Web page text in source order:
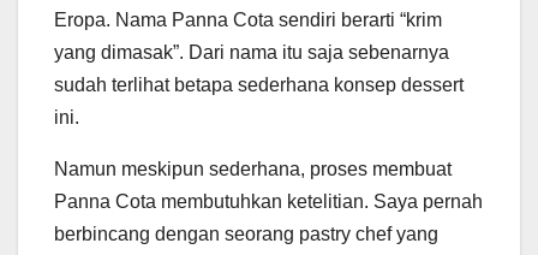
Eropa. Nama Panna Cota sendiri berarti “krim
yang dimasak”. Dari nama itu saja sebenarnya
sudah terlihat betapa sederhana konsep dessert
ini.
Namun meskipun sederhana, proses membuat
Panna Cota membutuhkan ketelitian. Saya pernah
berbincang dengan seorang pastry chef yang